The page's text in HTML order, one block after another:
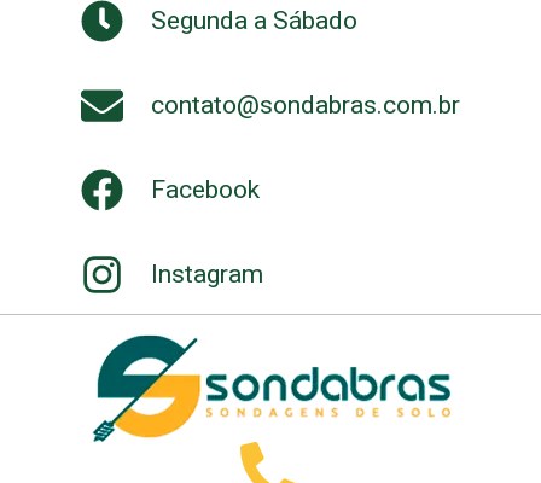
Segunda a Sábado
contato@sondabras.com.br
Facebook
Instagram